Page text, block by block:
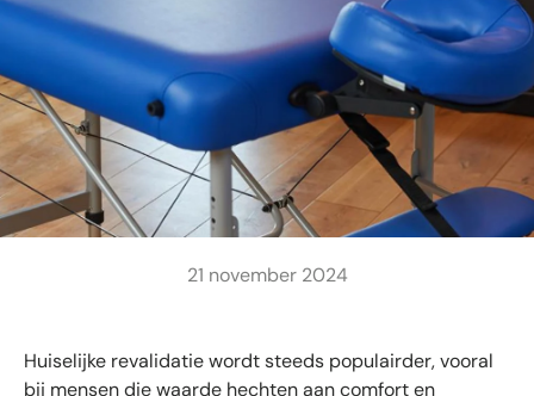
21 november 2024
Huiselijke revalidatie wordt steeds populairder, vooral
bij mensen die waarde hechten aan comfort en